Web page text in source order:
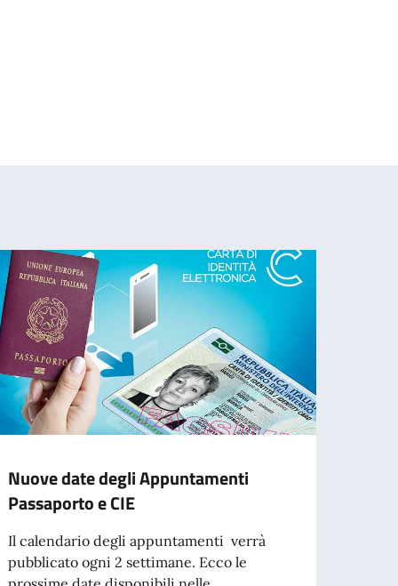
Nuove date degli Appuntamenti
Passaporto e CIE
Il calendario degli appuntamenti verrà
pubblicato ogni 2 settimane. Ecco le